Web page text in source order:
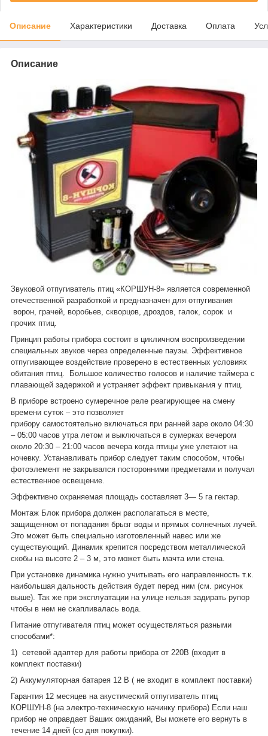
Описание Характеристики Доставка Оплата
Описание
Звуковой отпугиватель птиц «КОРШУН-8» является современной
отечественной разработкой и предназначен для отпугивания
ворон, грачей, воробьев, скворцов, дроздов, галок, сорок и
прочих птиц.
Принцип работы прибора состоит в цикличном воспроизведении
специальных звуков через определенные паузы. Эффективное
отпугивающее воздействие проверено в естественных условиях
обитания птиц. Большое количество голосов и наличие таймера с
плавающей задержкой и устраняет эффект привыкания у птиц.
В приборе встроено сумеречное реле реагирующее на смену
времени суток – это позволяет
прибору самостоятельно включаться при ранней заре около 04:30
– 05:00 часов утра летом и выключаться в сумерках вечером
около 20:30 – 21:00 часов вечера когда птицы уже улетают на
ночевку. Устанавливать прибор следует таким способом, чтобы
фотоэлемент не закрывался посторонними предметами и получал
естественное освещение.
Эффективно охраняемая площадь составляет 3― 5 га гектар.
Монтаж Блок прибора должен располагаться в месте,
защищенном от попадания брызг воды и прямых солнечных лучей.
Это может быть специально изготовленный навес или же
существующий. Динамик крепится посредством металлической
скобы на высоте 2 – 3 м, это может быть мачта или стена.
При установке динамика нужно учитывать его направленность т.к.
наибольшая дальность действия будет перед ним (см. рисунок
выше). Так же при эксплуатации на улице нельзя задирать рупор
чтобы в нем не скапливалась вода.
Питание отпугивателя птиц может осуществляться разными
способами*:
1) сетевой адаптер для работы прибора от 220В (входит в
комплект поставки)
2) Аккумуляторная батарея 12 В ( не входит в комплект поставки)
Гарантия 12 месяцев на акустический отпугиватель птиц
КОРШУН-8 (на электро-техническую начинку прибора) Если наш
прибор не оправдает Ваших ожиданий, Вы можете его вернуть в
течение 14 дней (со дня покупки).